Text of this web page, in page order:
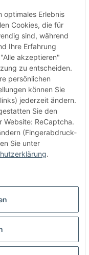
optimales Erlebnis
Cookies, die für
sind, während
Ihre Erfahrung
akzeptieren"
zu entscheiden.
persönlichen
können Sie
jederzeit ändern.
Sie den
Website: ReCaptcha.
(Fingerabdruck-
Sie unter
.